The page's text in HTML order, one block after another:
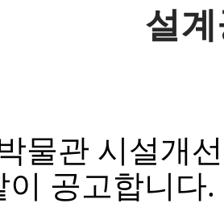
설
물관 시설개
이 공고합니다.